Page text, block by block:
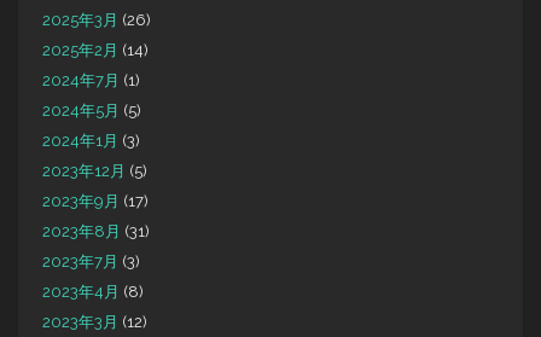
2025年3月 (26)
2025年2月 (14)
2024年7月 (1)
2024年5月 (5)
2024年1月 (3)
2023年12月 (5)
2023年9月 (17)
2023年8月 (31)
2023年7月 (3)
2023年4月 (8)
2023年3月 (12)